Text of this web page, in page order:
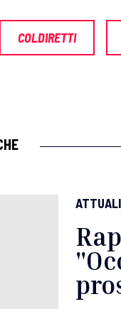
COLDIRETTI